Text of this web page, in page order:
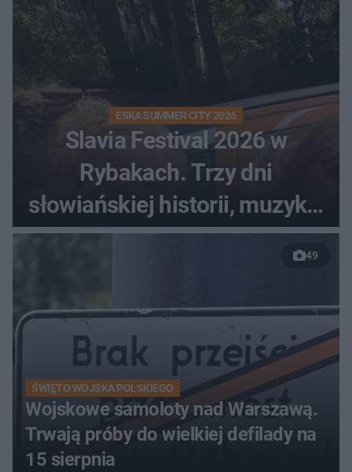
ESKA SUMMER CITY 2026
Slavia Festival 2026 w
Rybakach. Trzy dni
słowiańskiej historii, muzyki i
relaksu nad Jeziorem
49
ŚWIĘTO WOJSKA POLSKIEGO
Wojskowe samoloty nad Warszawą.
Trwają próby do wielkiej defilady na
15 sierpnia